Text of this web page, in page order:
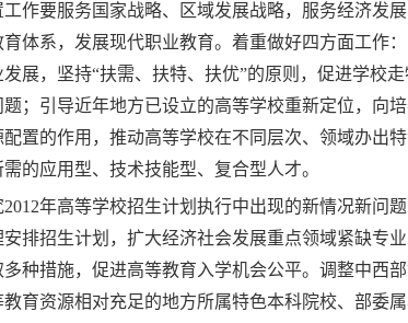
作要服务国家战略、区域发展战略，服务经济发
体系，发展现代职业教育。着重做好四方面工作
展，坚持“扶需、扶特、扶优”的原则，促进学校
；引导近年地方已设立的高等学校重新定位，向
置的作用，推动高等学校在不同层次、领域办出
的应用型、技术技能型、复合型人才。
2012年高等学校招生计划执行中出现的新情况新问
排招生计划，扩大经济社会发展重点领域紧缺专
种措施，促进高等教育入学机会公平。调整中西
育资源相对充足的地方所属特色本科院校、部委